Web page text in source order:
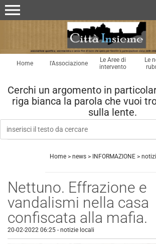
menu
Home l'Associazione
Le Aree di
intervento
Le
Cerchi un argomento in
riga bianca la parola che vuoi
sulla lente.
Home> news> INFORMAZIONE>
Nettuno. Effrazione e
vandalismi nella casa
confiscata alla mafia.
20-02-2022 06:25 - notizie locali